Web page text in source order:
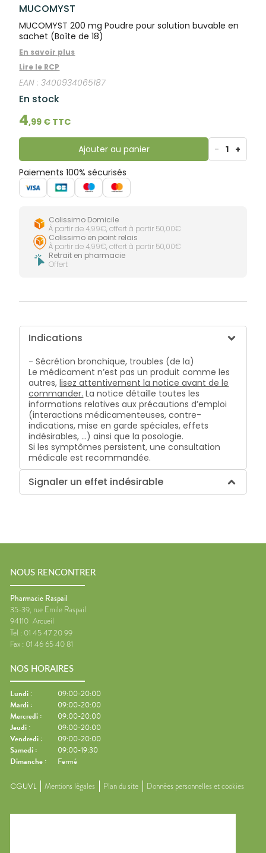
Gencives
Hygiène
bucco-
dentaire
MUCOMYST
MUCOMYST 200 mg Poudre pour solution buvable en
sachet (Boîte de 18)
En savoir plus
Lire le RCP
EAN :3400934065187
En stock
4,99 € TTC
Ajouter au panier - 1 +
Paiements 100% sécurisés
Colissimo Domicile
À partir de 4,99€, offert à partir 50,00€
Colissimo en point relais
À partir de 4,99€, offert à partir 50,00€
Retrait en pharmacie
Offert
Indications
- Sécrétion bronchique, troubles (de la)
Le médicament n’est pas un produit comme les
autres, lisez attentivement la notice avant de le
commander. La notice détaille toutes les
informations relatives aux précautions d’emploi
(interactions médicamenteuses, contre-
indications, mise en garde spéciales, effets
indésirables, …) ainsi que la posologie.
Si les symptômes persistent, une consultation
médicale est recommandée.
Signaler un effet indésirable
NOUS RENCONTRER
Pharmacie Raspail
35-39, rue Emile Raspail
94110 Arcueil
Tel : 01 45 47 20 99
Fax : 01 46 65 40 81
NOS HORAIRES
Lundi :
09:00-20:00
Mardi :
09:00-20:00
Mercredi :
09:00-20:00
Jeudi :
09:00-20:00
Vendredi :
09:00-20:00
Samedi :
09:00-19:30
Dimanche : Fermé
CGUVL Mentions légales Plan du site Données personnelles et cookies